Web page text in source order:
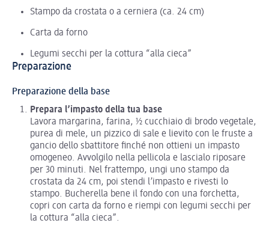
Stampo da crostata o a cerniera (ca. 24 cm)
Carta da forno
Legumi secchi per la cottura “alla cieca”
Preparazione
Preparazione della base
Prepara l’impasto della tua base
Lavora margarina, farina, ½ cucchiaio di brodo vegetale,
purea di mele, un pizzico di sale e lievito con le fruste a
gancio dello sbattitore finché non ottieni un impasto
omogeneo. Avvolgilo nella pellicola e lascialo riposare
per 30 minuti. Nel frattempo, ungi uno stampo da
crostata da 24 cm, poi stendi l’impasto e rivesti lo
stampo. Bucherella bene il fondo con una forchetta,
copri con carta da forno e riempi con legumi secchi per
la cottura “alla cieca”.